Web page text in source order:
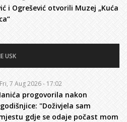
i Ogrešević otvorili Muzej „Kuća
USK
Fri, 7 Aug 2026 - 17:02
progovorila nakon
"Doživjela sam
gdje se odaje počast mom